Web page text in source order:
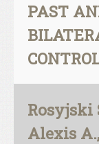
PAST
Rosyjski
Alexis